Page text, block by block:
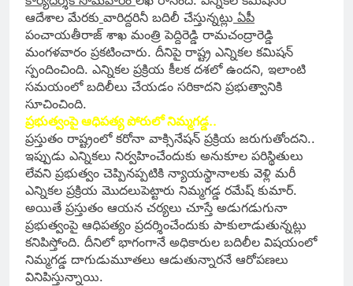
ఆదేశాల మేరకు వారిద్దరినీ బదిలీ చేస్తున్నట్లు ఏపీ
పంచాయతీరాజ్ శాఖ మంత్రి పెద్దిరెడ్డి రామచంద్రారెడ్డి
మంగళవారం ప్రకటించారు. దీనిపై రాష్ట్ర ఎన్నికల కమిషన్
స్పందించింది. ఎన్నికల ప్రక్రియ కీలక దశలో ఉందని, ఇలాంటి
సమయంలో బదిలీలు చేయడం సరికాదని ప్రభుత్వానికి
సూచించింది.
ప్రభుత్వంపై ఆధిపత్య పోరులో నిమ్మగడ్డ..
ప్రస్తుతం రాష్ట్రంలో కరోనా వాక్సినేషన్ ప్రక్రియ జరుగుతోందని..
ఇప్పుడు ఎన్నికలు నిర్వహించేందుకు అనుకూల పరిస్థితులు
లేవని ప్రభుత్వం చెప్పినప్పటికి న్యాయస్థానాలకు వెళ్లి మరీ
ఎన్నికల ప్రక్రియ మొదలుపెట్టారు నిమ్మగడ్డ రమేష్ కుమార్.
అయితే ప్రస్తుతం ఆయన చర్యలు చూస్తే అడుగడుగునా
ప్రభుత్వంపై ఆధిపత్యం ప్రదర్శించేందుకు పాకులాడుతున్నట్లు
కనిపిస్తోంది. దీనిలో భాగంగానే అధికారుల బదిలీల విషయంలో
నిమ్మగడ్డ దాగుడుమూతలు ఆడుతున్నారనే ఆరోపణలు
వినిపిస్తున్నాయి.